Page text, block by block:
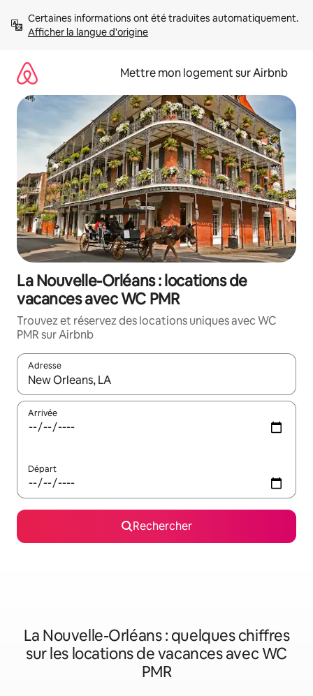
directement
Afficher la langue d'origine
Mettre mon logement sur Airbnb
La Nouvelle-Orléans : locations de
vacances avec WC PMR
Trouvez et réservez des locations uniques avec WC
PMR sur Airbnb
Adresse
Lorsque les résultats s'affichent, utilisez les flèches vers le
Arrivée
Départ
Rechercher
La Nouvelle-Orléans : quelques chiffres
sur les locations de vacances avec WC
PMR